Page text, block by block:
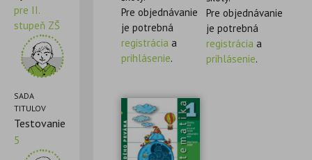
pre II.
stupeň ZŠ
SADA
TITULOV
Testovanie
5
Pre objednávanie
je potrebná
registrácia a
prihlásenie.
Pre objednávanie
je potrebná
registrácia a
prihlásenie.